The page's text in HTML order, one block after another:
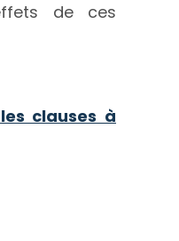
de ces
clauses à